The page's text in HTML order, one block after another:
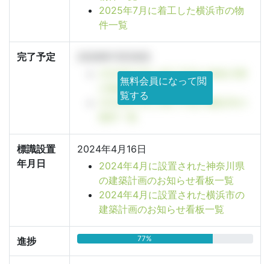
2025年7月に着工した横浜市の物
件一覧
完了予定
2026年11月に竣工予定の神奈川県
の物件一覧
2026年11月に竣工予定の横浜市の
無料会員になって閲
覧する
標識設置
年月日
2024年4月16日
2024年4月に設置された神奈川県
の建築計画のお知らせ看板一覧
2024年4月に設置された横浜市の
建築計画のお知らせ看板一覧
進捗 77%